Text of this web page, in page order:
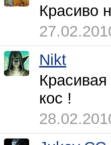
Красиво
Nikt
кос !